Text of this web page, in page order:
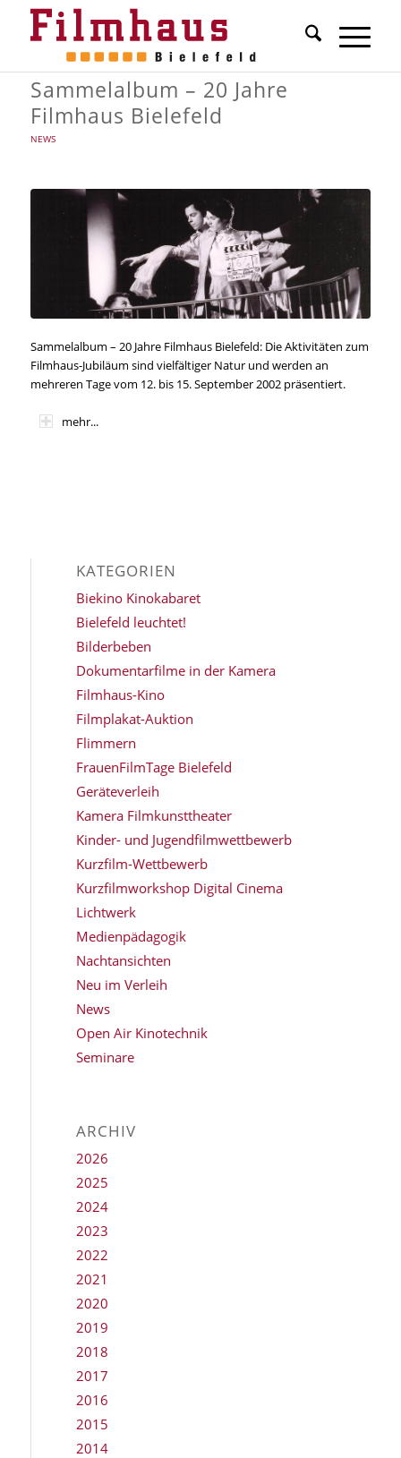
Sammelalbum – 20 Jahre
Filmhaus Bielefeld
NEWS
Sammelalbum – 20 Jahre Filmhaus Bielefeld: Die Aktivitäten zum
Filmhaus-Jubiläum sind vielfältiger Natur und werden an
mehreren Tage vom 12. bis 15. September 2002 präsentiert.
mehr...
KATEGORIEN
Biekino Kinokabaret
Bielefeld leuchtet!
Bilderbeben
Dokumentarfilme in der Kamera
Filmhaus-Kino
Filmplakat-Auktion
Flimmern
FrauenFilmTage Bielefeld
Geräteverleih
Kamera Filmkunsttheater
Kinder- und Jugendfilmwettbewerb
Kurzfilm-Wettbewerb
Kurzfilmworkshop Digital Cinema
Lichtwerk
Medienpädagogik
Nachtansichten
Neu im Verleih
News
Open Air Kinotechnik
Seminare
ARCHIV
2026
2025
2024
2023
2022
2021
2020
2019
2018
2017
2016
2015
2014